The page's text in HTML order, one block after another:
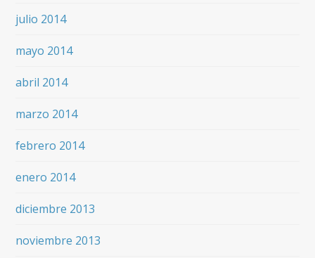
julio 2014
mayo 2014
abril 2014
marzo 2014
febrero 2014
enero 2014
diciembre 2013
noviembre 2013